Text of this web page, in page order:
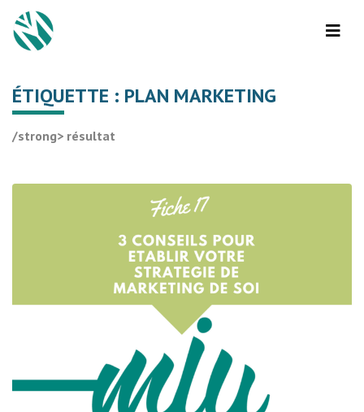
ÉTIQUETTE : PLAN MARKETING
/strong> résultat